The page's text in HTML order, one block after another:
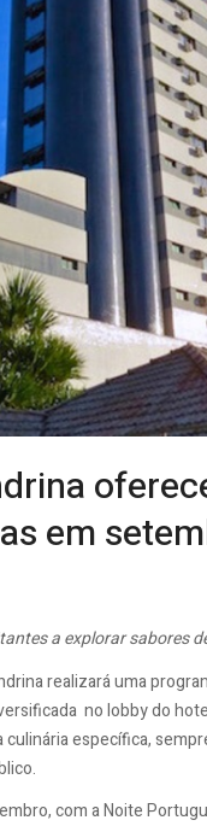
em
a explorar sabores
realizará uma
no lobby do
específica,
com a Noite